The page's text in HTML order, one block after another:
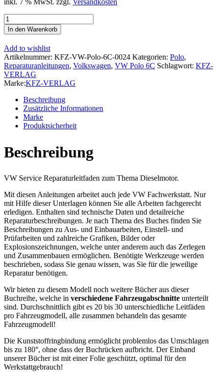
inkl. 7 % MwSt. zzgl. Versandkosten
VW
Polo
5
6C
2014-
2017
3-
Zyl.
1,4l
Dieselmotor
Menge
In den Warenkorb
Add to wishlist
Artikelnummer: KFZ-VW-Polo-6C-0024 Kategorien: Polo,
Reparaturanleitungen, Volkswagen, VW Polo 6C Schlagwort: KFZ-
VERLAG
Marke:KFZ-VERLAG
Beschreibung
Zusätzliche Informationen
Marke
Produktsicherheit
Beschreibung
VW Service Reparaturleitfaden zum Thema Dieselmotor.
Mit diesen Anleitungen arbeitet auch jede VW Fachwerkstatt. Nur
mit Hilfe dieser Unterlagen können Sie alle Arbeiten fachgerecht
erledigen. Enthalten sind technische Daten und detailreiche
Reparaturbeschreibungen. Je nach Thema des Buches finden Sie
Beschreibungen zu Aus- und Einbauarbeiten, Einstell- und
Prüfarbeiten und zahlreiche Grafiken, Bilder oder
Explosionszeichnungen, welche unter anderem auch das Zerlegen
und Zusammenbauen ermöglichen. Benötigte Werkzeuge werden
beschrieben, sodass Sie genau wissen, was Sie für die jeweilige
Reparatur benötigen.
Wir bieten zu diesem Modell noch weitere Bücher aus dieser
Buchreihe, welche in verschiedene Fahrzeugabschnitte unterteilt
sind. Durchschnittlich gibt es 20 bis 30 unterschiedliche Leitfäden
pro Fahrzeugmodell, alle zusammen behandeln das gesamte
Fahrzeugmodell!
Die Kunststoffringbindung ermöglicht problemlos das Umschlagen
bis zu 180°, ohne dass der Buchrücken aufbricht. Der Einband
unserer Bücher ist mit einer Folie geschützt, optimal für den
Werkstattgebrauch!